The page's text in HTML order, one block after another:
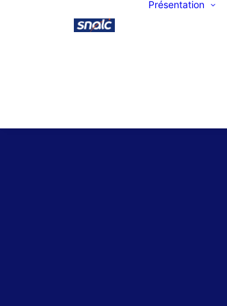
Présentation